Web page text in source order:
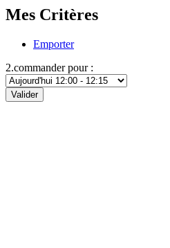
Mes Critères
Emporter
2.commander pour :
Valider